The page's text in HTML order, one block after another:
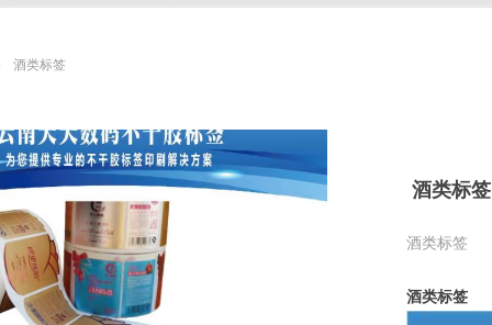
酒类标签
酒类标签
酒类标签
酒类标签